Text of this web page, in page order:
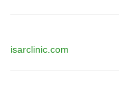
isarclinic.com